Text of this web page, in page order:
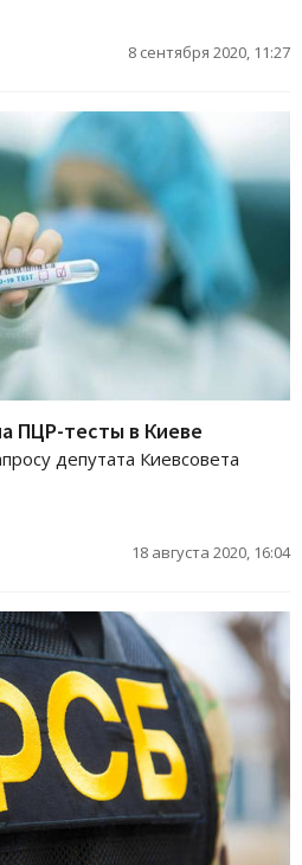
8 сентября 2020, 11:27
ПЦР-тесты в Киеве
депутата Киевсовета
18 августа 2020, 16:04